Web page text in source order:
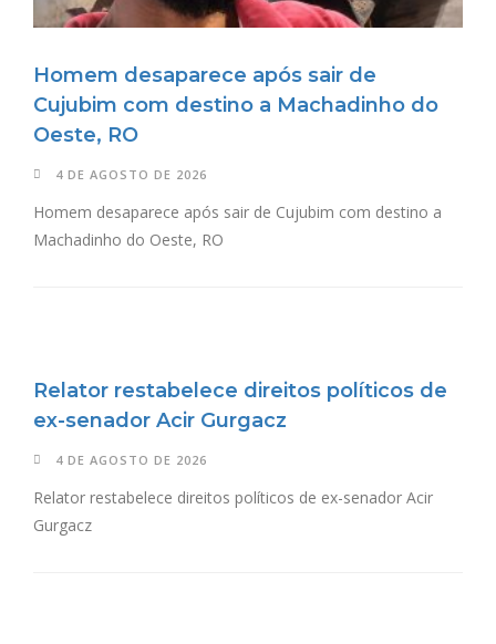
Homem desaparece após sair de
Cujubim com destino a Machadinho do
Oeste, RO
4 DE AGOSTO DE 2026
Homem desaparece após sair de Cujubim com destino a
Machadinho do Oeste, RO
Relator restabelece direitos políticos de
ex-senador Acir Gurgacz
4 DE AGOSTO DE 2026
Relator restabelece direitos políticos de ex-senador Acir
Gurgacz